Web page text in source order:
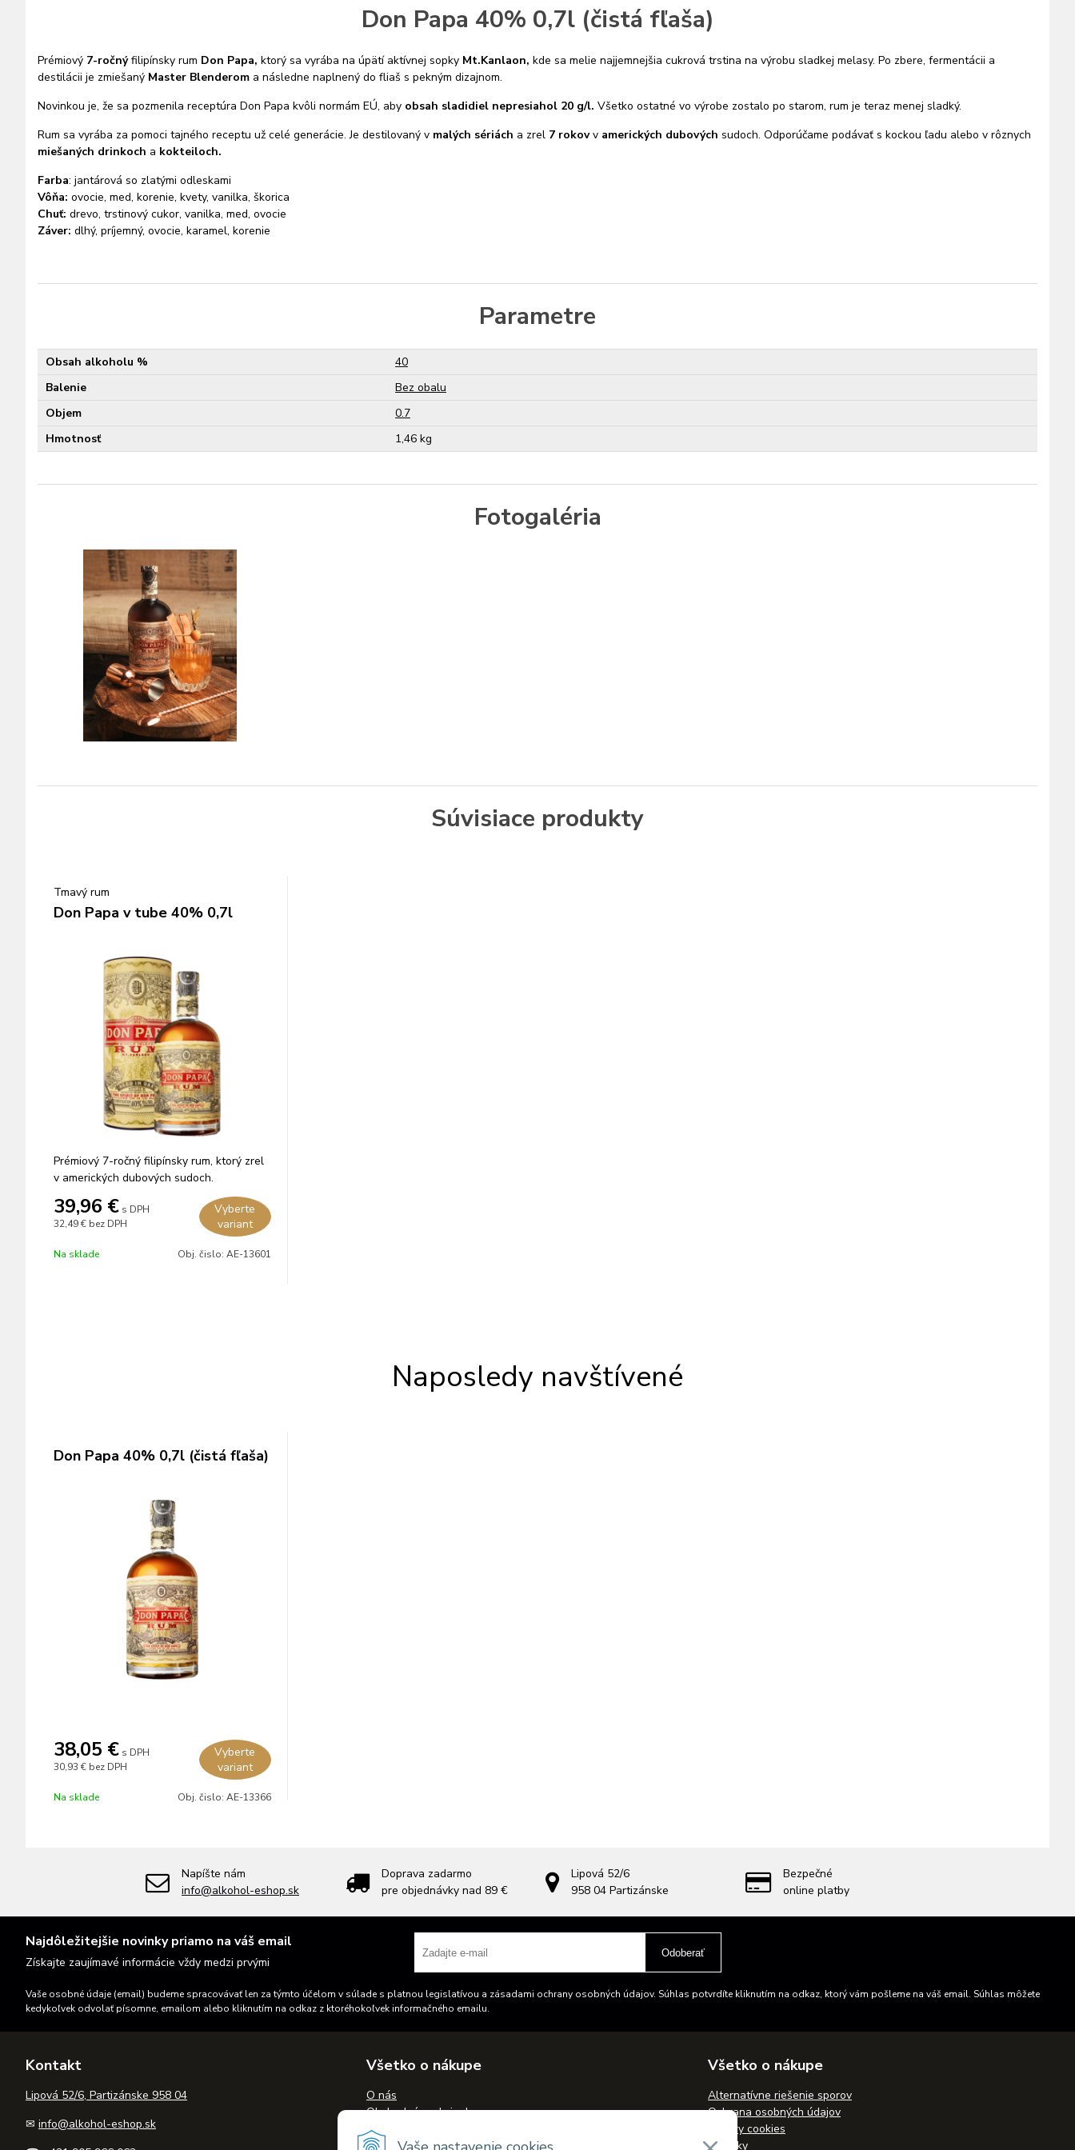
Don Papa 40% 0,7l (čistá fľaša)
Prémiový 7-ročnýfilipínsky rum Don Papa, ktorý sa vyrába na úpätí aktívnej sopky Mt.Kanlaon, kde sa melie najjemnejšia cukrová trstina na výrobu sladkej melasy. Po zbere, fermentácii a
destilácii je zmiešaný Master Blenderom a následne naplnený do fliaš s pekným dizajnom.
Novinkou je, že sa pozmenila receptúra Don Papa kvôli normám EÚ, aby obsah sladidiel nepresiahol 20 g/l. Všetko ostatné vo výrobe zostalo po starom, rum je teraz menej sladký.
Rum sa vyrába za pomoci tajného receptu už celé generácie. Je destilovaný v malých sériách a zrel 7 rokovv amerických dubových sudoch. Odporúčame podávať s kockou ľadu alebo v rôznych
miešaných drinkoch a kokteiloch.
Farba: jantárová so zlatými odleskami
Vôňa: ovocie, med, korenie, kvety, vanilka, škorica
Chuť: drevo, trstinový cukor, vanilka, med, ovocie
Záver: dlhý, príjemný, ovocie, karamel, korenie
Parametre
Obsah alkoholu %
40
Balenie
Bez obalu
Objem
0.7
Hmotnosť
1,46 kg
Fotogaléria
Súvisiace produkty
Tmavý rum
Don Papa v tube 40% 0,7l
Prémiový 7-ročný filipínsky rum, ktorý zrel
v amerických dubových sudoch.
39,96 € s DPH
32,49 € bez DPH
Vyberte
variant
Na sklade Obj. čislo: AE-13601
Naposledy navštívené
Don Papa 40% 0,7l (čistá fľaša)
38,05 € s DPH
30,93 € bez DPH
Vyberte
variant
Na sklade Obj. čislo: AE-13366
Napíšte nám
info@alkohol-eshop.sk
Doprava zadarmo
pre objednávky nad 89 €
Lipová 52/6
958 04 Partizánske
Bezpečné
online platby
Najdôležitejšie novinky priamo na váš email
Získajte zaujímavé informácie vždy medzi prvými
Odoberať
Vaše osobné údaje (email) budeme spracovávať len za týmto účelom v súlade s platnou legislatívou a zásadami ochrany osobných údajov. Súhlas potvrdíte kliknutím na odkaz, ktorý vám pošleme na váš email. Súhlas môžete
kedykoľvek odvolať písomne, emailom alebo kliknutím na odkaz z ktoréhokoľvek informačného emailu.
Kontakt
Lipová 52/6, Partizánske 958 04
✉ info@alkohol-eshop.sk
Všetko o nákupe
O nás
Obchodné podmienky
Reklamačný poriadok
Doprava a platba
Všetko o nákupe
Alternatívne riešenie sporov
Ochrana osobných údajov
Súbory cookies
Novinky